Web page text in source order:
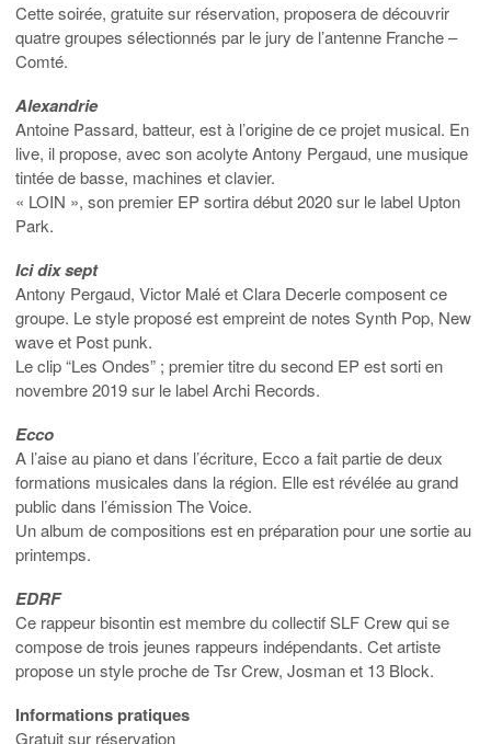
Cette soirée, gratuite sur réservation, proposera de découvrir
quatre groupes sélectionnés par le jury de l’antenne Franche –
Comté.
Alexandrie
Antoine Passard, batteur, est à l’origine de ce projet musical. En
live, il propose, avec son acolyte Antony Pergaud, une musique
tintée de basse, machines et clavier.
« LOIN », son premier EP sortira début 2020 sur le label Upton
Park.
Ici dix sept
Antony Pergaud, Victor Malé et Clara Decerle composent ce
groupe. Le style proposé est empreint de notes Synth Pop, New
wave et Post punk.
Le clip “Les Ondes” ; premier titre du second EP est sorti en
novembre 2019 sur le label Archi Records.
Ecco
A l’aise au piano et dans l’écriture, Ecco a fait partie de deux
formations musicales dans la région. Elle est révélée au grand
public dans l’émission The Voice.
Un album de compositions est en préparation pour une sortie au
printemps.
EDRF
Ce rappeur bisontin est membre du collectif SLF Crew qui se
compose de trois jeunes rappeurs indépendants. Cet artiste
propose un style proche de Tsr Crew, Josman et 13 Block.
Informations pratiques
Gratuit sur réservation